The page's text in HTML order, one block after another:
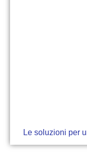
Le soluzioni per